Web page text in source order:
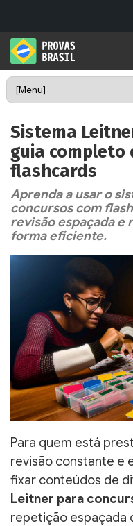
Sistema
guia completo
flashcards
Aprenda a usar o
concursos com
revisão espaçada e
forma eficiente.
Para quem está
revisão constante e
fixar conteúdos de
Leitner para
repetição espaçada